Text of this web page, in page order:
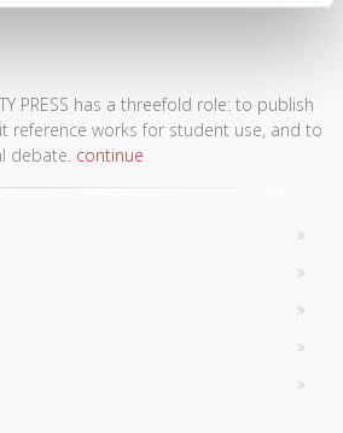
PRESS has a threefold role: to publish
reference works for student use, and to
debate. continue